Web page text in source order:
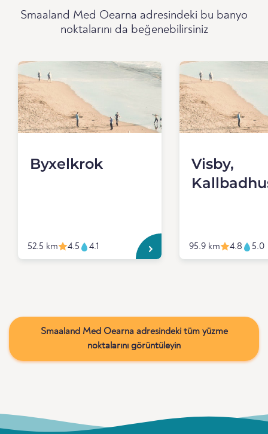
Smaaland Med Oearna adresindeki bu banyo
noktalarını da beğenebilirsiniz
Byxelkrok
52.5 km 4.5 4.1
Visby,
95.9 km 4.8 5.0
Smaaland Med Oearna adresindeki tüm yüzme
noktalarını görüntüleyin